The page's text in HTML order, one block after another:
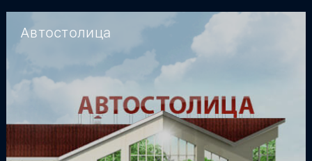
Автостолица